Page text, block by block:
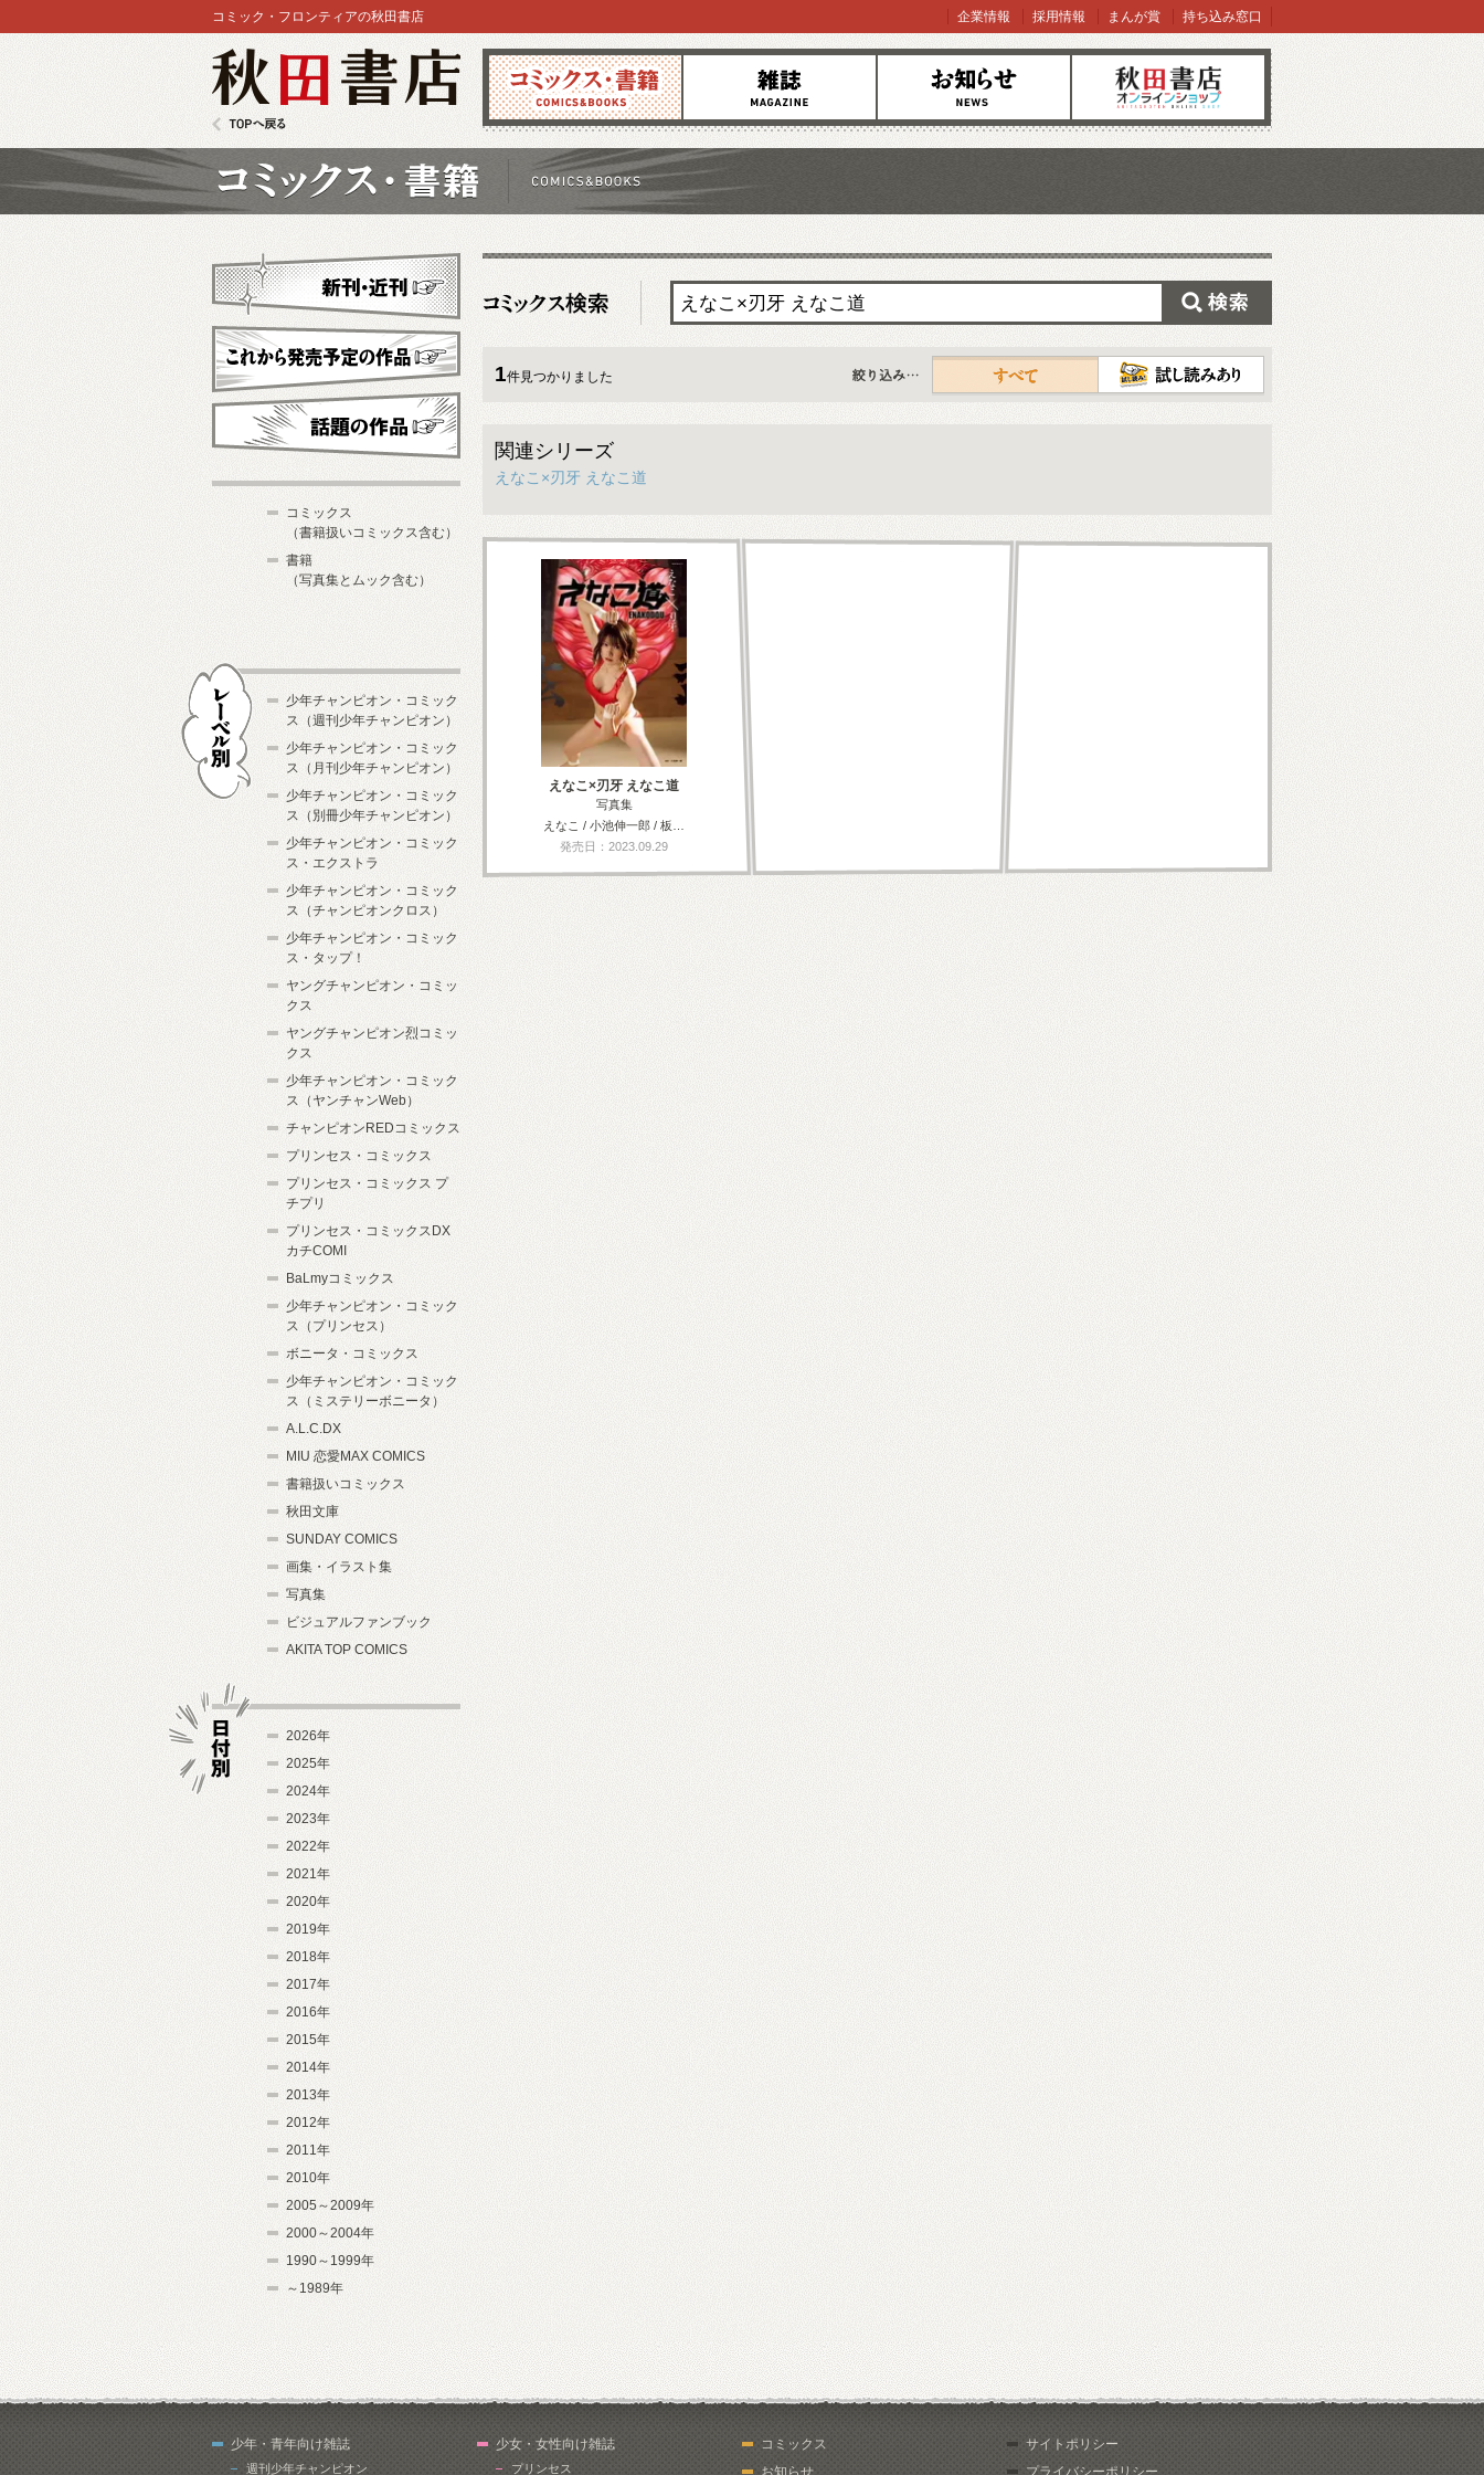
コミックス 雑誌 お知らせ オンラインショップ
コミック・フロンティアの秋田書店 企業情報 採用情報 まんが賞 持ち込み窓口
1件見つかりました
すべて
関連シリーズ
えなこ×刃牙 えなこ道
えなこ×刃牙 えなこ道
写真集
えなこ / 小池伸一郎 / 板…
発売日：2023.09.29
新刊・近刊
これから発売予定
コミックス
（書籍扱いコミックス含む）
書籍
（写真集とムック含む）
少年チャンピオン・コミック
ス（週刊少年チャンピオン）
少年チャンピオン・コミック
ス（月刊少年チャンピオン）
少年チャンピオン・コミック
ス（別冊少年チャンピオン）
少年チャンピオン・コミック
ス・エクストラ
少年チャンピオン・コミック
ス（チャンピオンクロス）
少年チャンピオン・コミック
ス・タップ！
ヤングチャンピオン・コミッ
クス
ヤングチャンピオン烈コミッ
クス
少年チャンピオン・コミック
ス（ヤンチャンWeb）
チャンピオンREDコミックス
プリンセス・コミックス
プリンセス・コミックス プ
チプリ
プリンセス・コミックスDX
カチCOMI
BaLmyコミックス
少年チャンピオン・コミック
ス（プリンセス）
ボニータ・コミックス
少年チャンピオン・コミック
ス（ミステリーボニータ）
A.L.C.DX
MIU 恋愛MAX COMICS
書籍扱いコミックス
秋田文庫
SUNDAY COMICS
画集・イラスト集
写真集
ビジュアルファンブック
AKITA TOP COMICS
2026年
2025年
2024年
2023年
2022年
2021年
2020年
2019年
2018年
2017年
2016年
2015年
2014年
2013年
2012年
2011年
2010年
2005～2009年
2000～2004年
1990～1999年
～1989年
少年・青年向け雑誌
週刊少年チャンピオン
少女・女性向け雑誌
プリンセス
コミックス
お知らせ
サイトポリシー
プライバシーポリシー